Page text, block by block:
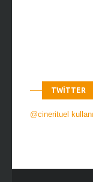
TWITTER
@cinerituel